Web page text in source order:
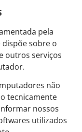
pela
dispõe sobre o
outros serviços
não
tecnicamente
nossos
utilizados